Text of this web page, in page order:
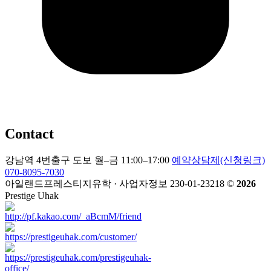
Contact
강남역 4번출구 도보 월–금 11:00–17:00 예약상담제(신청링크)
070-8095-7030
아일랜드프레스티지유학 · 사업자정보 230-01-23218 © 2026
Prestige Uhak